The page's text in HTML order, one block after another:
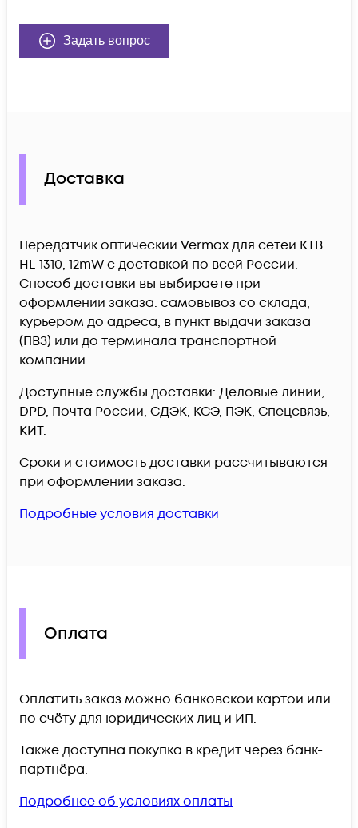
Задать вопрос
Доставка
Передатчик оптический Vermax для сетей КТВ
HL-1310, 12mW c доставкой по всей России.
Способ доставки вы выбираете при
оформлении заказа: самовывоз со склада,
курьером до адреса, в пункт выдачи заказа
(ПВЗ) или до терминала транспортной
компании.
Доступные службы доставки: Деловые линии,
DPD, Почта России, СДЭК, КСЭ, ПЭК, Спецсвязь,
КИТ.
Сроки и стоимость доставки рассчитываются
при оформлении заказа.
Подробные условия доставки
Оплата
Оплатить заказ можно банковской картой или
по счёту для юридических лиц и ИП.
Также доступна покупка в кредит через банк-
партнёра.
Подробнее об условиях оплаты